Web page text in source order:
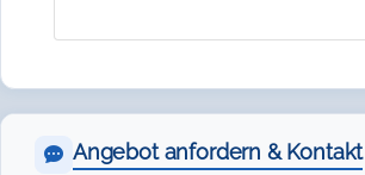
Angebot anfordern & Kontakt